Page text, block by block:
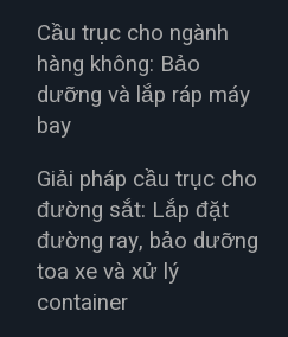
Cầu trục cho ngành
hàng không: Bảo
dưỡng và lắp ráp máy
bay
Giải pháp cầu trục cho
đường sắt: Lắp đặt
đường ray, bảo dưỡng
toa xe và xử lý
container